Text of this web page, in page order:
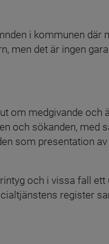
i kommunen där
men det är ingen
om medgivande och
och sökanden, med
som presentation
och i vissa fall
register